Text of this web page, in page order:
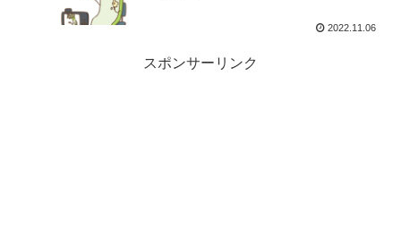
2022.11.06
スポンサーリンク